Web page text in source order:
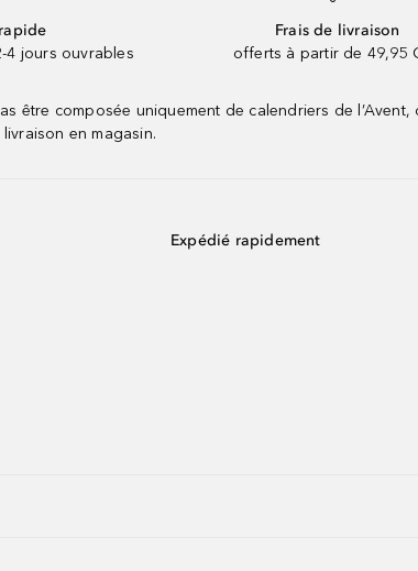
4 jours ouvrables
Frais de livraison
offerts à partir de 49,95
être composée uniquement de calendriers de
en magasin.
Expédié rapidement